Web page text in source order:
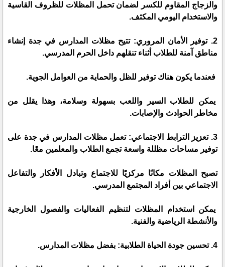
والزجاج المقاوم للكسر لضمان تحمل المظلات للظروف القاسية
والاستخدام اليومي المكثف.
2. توفير الأمان المروري: تتيح مظلات المدارس في جدة إنشاء
مناطق آمنة للطلاب أثناء تنقلهم داخل الحرم المدرسي.
فعندما يكون هناك توفير للظل والحماية من العوامل الجوية.
يمكن للطلاب السير واللعب بسهولة وسلامة، وهذا يقلل من
مخاطر الحوادث والإصابات.
3. تعزيز الترابط الاجتماعي: تعمل مظلات المدارس في جدة على
توفير مساحات مظللة واسعة تجمع الطلاب والمعلمين معًا.
تصبح المظلات مكانًا مركزيًا للاجتماع وتبادل الأفكار والتفاعل
الاجتماعي بين أفراد المجتمع المدرسي.
يمكن استخدام المظلات لتنظيم الفعاليات والفصول الخارجية
والأنشطة الرياضية والفنية.
4. تحسين جودة الحياة الطلابية: بفضل مظلات المدارس.